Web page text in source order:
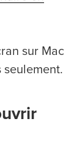
sur Mac
seulement.